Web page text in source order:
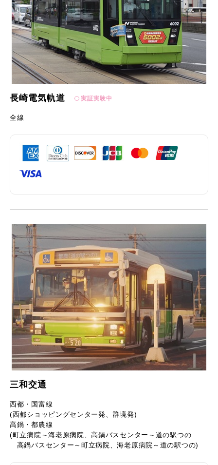
長崎電気軌道 実証実験中
全線
三和交通
西都・国富線
(西都ショッピングセンター発、群境発)
高鍋・都農線
(町立病院～海老原病院、高鍋バスセンター～道の駅つの
高鍋バスセンター～町立病院、海老原病院～道の駅つの)